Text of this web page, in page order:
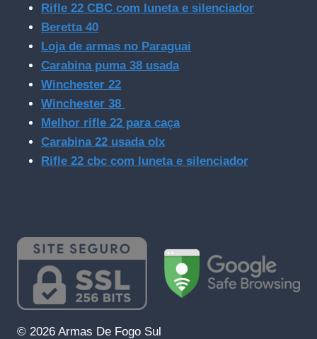
Rifle 22 CBC com luneta e silenciador
Beretta 40
Loja de armas no Paraguai
Carabina puma 38 usada
Winchester 22
Winchester 38
Melhor rifle 22 para caça
Carabina 22 usada olx
Rifle 22 cbc com luneta e silenciador
© 2026 Armas De Fogo Sul